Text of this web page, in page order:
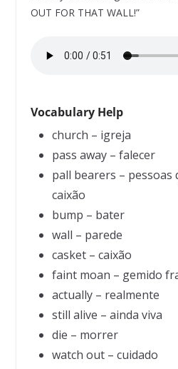
OUT FOR THAT WALL!”
Vocabulary Help
church – igreja
pass away – falecer
pall bearers – pessoas
caixão
bump – bater
wall – parede
casket – caixão
faint moan – gemido
actually – realmente
still alive – ainda viva
die – morrer
watch out – cuidado